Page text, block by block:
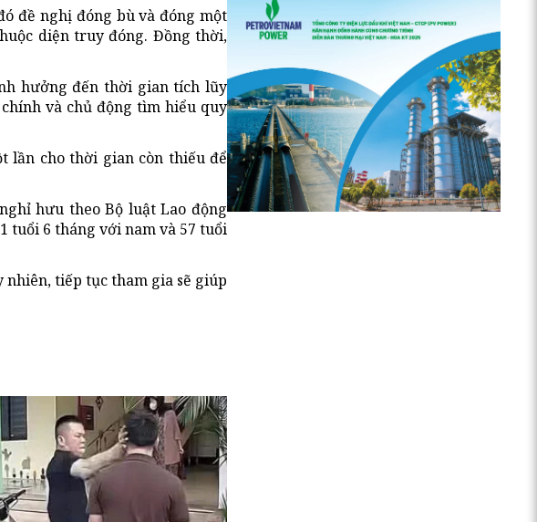
đề nghị đóng bù và đóng một
diện truy đóng. Đồng thời,
hưởng đến thời gian tích lũy
và chủ động tìm hiểu quy
lần cho thời gian còn thiếu để
hưu theo Bộ luật Lao động
tuổi 6 tháng với nam và 57 tuổi
tiếp tục tham gia sẽ giúp